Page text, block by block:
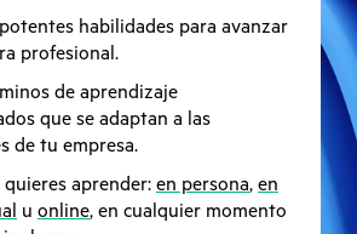
habilidades para avanzar
profesional.
de aprendizaje
que se adaptan a las
de tu empresa.
quieres aprender: en persona, en
u online, en cualquier momento